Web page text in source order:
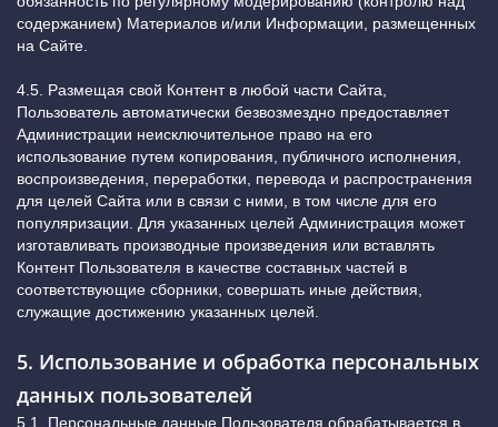
содержанием) Материалов и/или Информации, размещенных
на Сайте.
4.5. Размещая свой Контент в любой части Сайта,
Пользователь автоматически безвозмездно предоставляет
Администрации неисключительное право на его
использование путем копирования, публичного исполнения,
воспроизведения, переработки, перевода и распространения
для целей Сайта или в связи с ними, в том числе для его
популяризации. Для указанных целей Администрация может
изготавливать производные произведения или вставлять
Контент Пользователя в качестве составных частей в
соответствующие сборники, совершать иные действия,
служащие достижению указанных целей.
5. Использование и обработка персональных
данных пользователей
5.1. Персональные данные Пользователя обрабатывается в